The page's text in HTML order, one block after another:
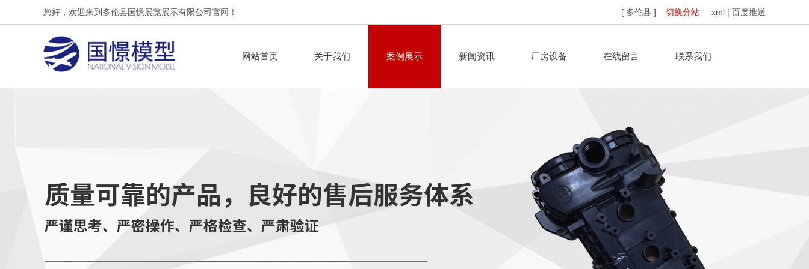
您好，欢迎来到多伦县国憬展览展示有限公司官网！ [ 多伦县 ] 切换分站 xml | 百度推送
网站首页 关于我们 案例展示 新闻资讯 厂房设备 在线留言 联系我们